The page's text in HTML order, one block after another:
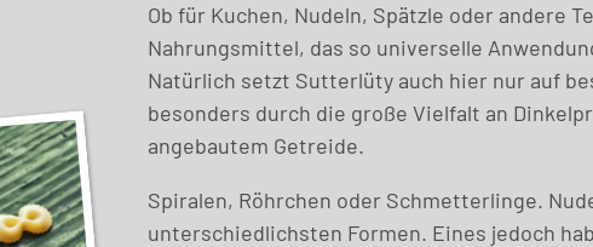
Ob für Kuchen, Nudeln, Spätzle oder andere
Nahrungsmittel, das so universelle
Natürlich setzt Sutterlüty auch hier nur auf
besonders durch die große Vielfalt an
angebautem Getreide.
Spiralen, Röhrchen oder Schmetterlinge.
unterschiedlichsten Formen. Eines jedoch